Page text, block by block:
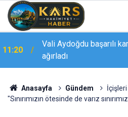
Vali Aydoğdu başarılı
ağırladı
11:03
(Düzeltme) Van
yatırımı yılan hikayesine
Anasayfa Gündem
İçişleri
"Sınırımızın ötesinde de varız